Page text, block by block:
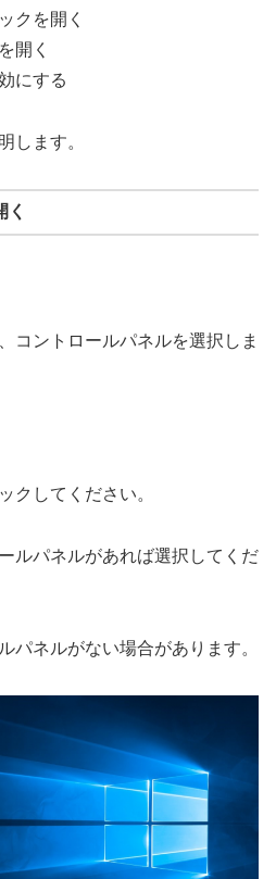
クを開く
開く
にする
します。
く
コントロールパネルを選択しま
クしてください。
ルパネルがあれば選択してくだ
パネルがない場合があります。